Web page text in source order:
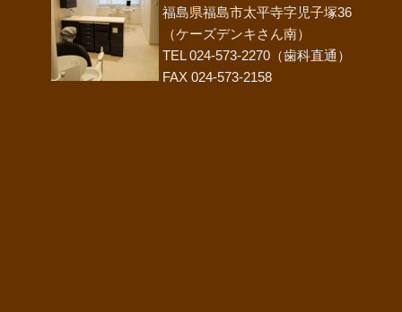
福島県福島市太平寺字児子塚36
（ケーズデンキさん南）
TEL 024-573-2270（歯科直通）
FAX 024-573-2158